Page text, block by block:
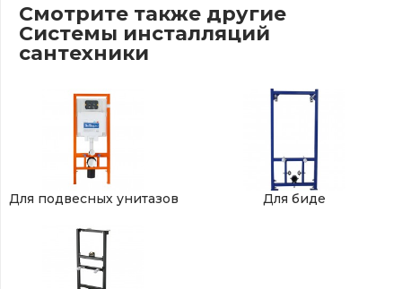
Смотрите также другие
Системы инсталляций
сантехники
Для подвесных унитазов Для биде